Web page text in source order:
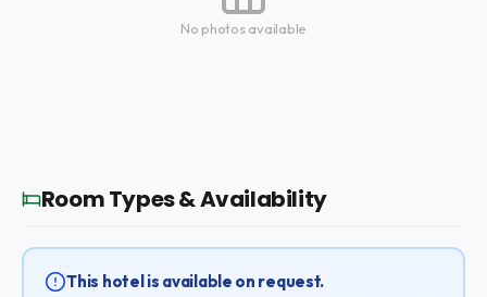
No photos available
Room Types & Availability
This hotel is available on request.